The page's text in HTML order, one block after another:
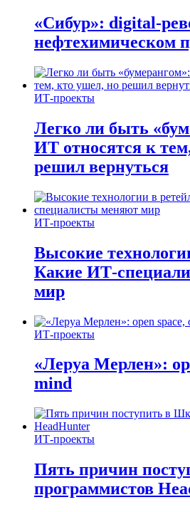
«Сибур»: digital-
нефтехимическом
ИТ-проекты
Легко ли быть
ИТ относятся к
решил вернуться
ИТ-проекты
Высокие
Какие ИТ-
мир
ИТ-проекты
«Леруа Мерлен»:
mind
ИТ-проекты
Пять причин
программистов